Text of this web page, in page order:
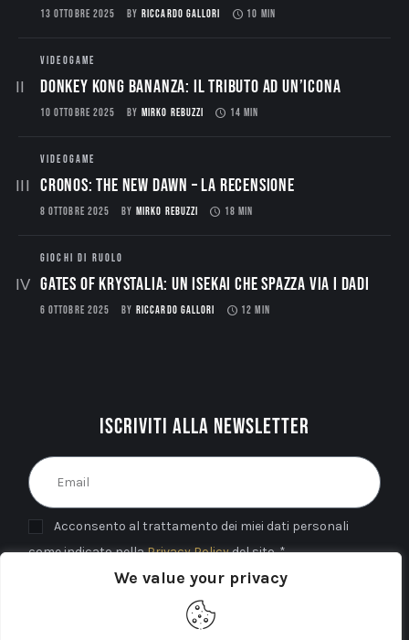
We value your privacy
13 OTTOBRE 2025 BY RICCARDO GALLORI 10 MIN
VIDEOGAME
Donkey Kong Bananza: Il Tributo ad un’Icona
10 OTTOBRE 2025 BY MIRKO REBUZZI 14 MIN
VIDEOGAME
CRONOS: THE NEW DAWN – La Recensione
8 OTTOBRE 2025 BY MIRKO REBUZZI 18 MIN
GIOCHI DI RUOLO
Gates of Krystalia: Un Isekai che spazza via i dadi
6 OTTOBRE 2025 BY RICCARDO GALLORI 12 MIN
Iscriviti alla newsletter
Acconsento al trattamento dei miei dati personali
come indicato nellaPrivacy Policydel sito. *
INVIA